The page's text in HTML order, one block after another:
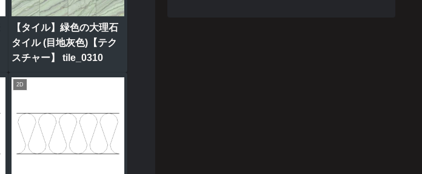
【タイル】緑色の大理石
タイル (目地灰色)【テク
スチャー】 tile_0310
2D